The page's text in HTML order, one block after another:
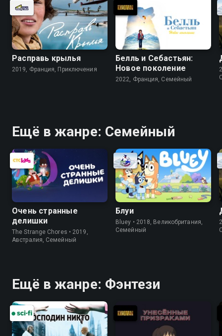
Расправь крылья
2019, Франция, Приключения
Белль и Себастьян:
Новое поколение
2022, Франция, Cемейный
Ещё в жанре: Cемейный
Очень странные
делишки
The Strange Chores • 2019,
Австралия, Cемейный
Блуи
Bluey • 2018, Великобритания,
Cемейный
Ещё в жанре: Фэнтези